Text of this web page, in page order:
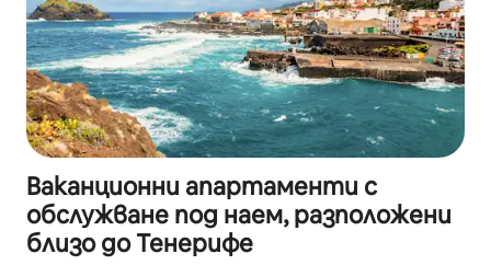
Ваканционни апартаменти с
обслужване под наем, разположени
близо до Тенерифе